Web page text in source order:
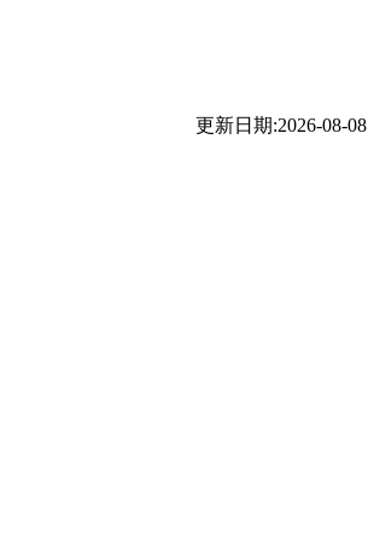
更新日期:2026-08-08